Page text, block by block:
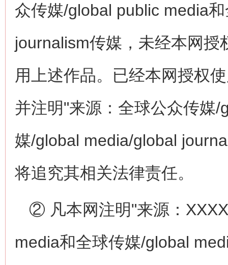
众传媒/global public media
journalism传媒，未经本网
用上述作品。已经本网授权
并注明"来源：全球公众传媒
媒/global media/global
将追究其相关法律责任。
② 凡本网注明"来源：
media和全球传媒/global